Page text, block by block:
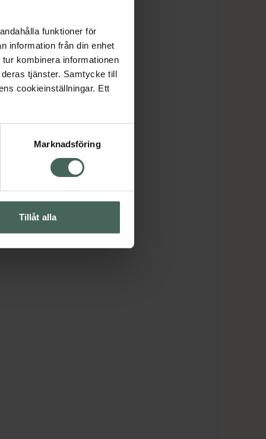
funktioner för
information från din enhet
kombinera informationen
tjänster. Samtycke till
cookieinställningar. Ett
Marknadsföring
Tillåt alla